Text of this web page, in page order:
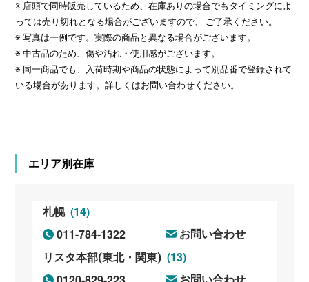
※ 店頭で同時販売しているため、在庫ありの場合でもタイミングによ
っては売り切れとなる場合がございますので、 ご了承ください。
※ 写真は一例です。実際の商品と異なる場合がございます。
※ 中古品のため、傷や汚れ・使用感がございます。
※ 同一商品でも、入荷時期や商品の状態によって別品番で登録されて
いる場合があります。詳しくはお問い合わせください。
エリア別在庫
札幌 (14)
011-784-1322
お問い合わせ
リスタ本部(東北・関東) (13)